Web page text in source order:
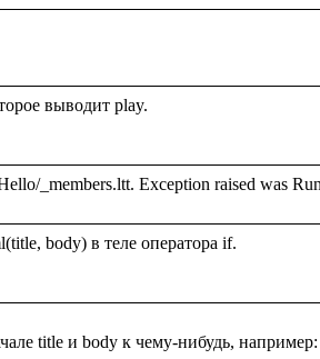
title и body к чему-нибудь, например: